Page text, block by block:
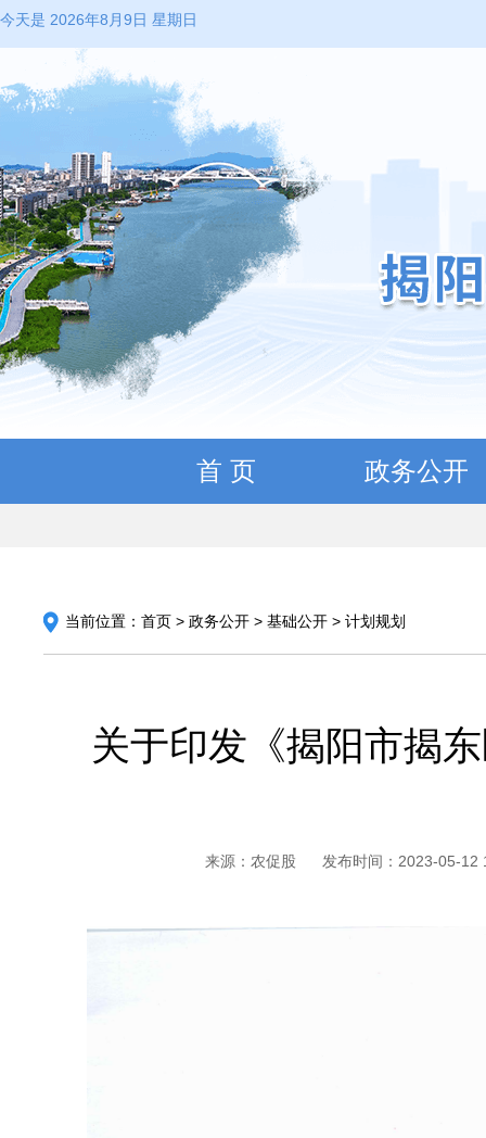
今天是 2026年8月9日 星期日
首 页 政务公开
当前位置： 首页 > 政务公开 > 基础公开 > 计划规划
关于印发《揭阳市揭
来源：农促股 发布时间：2023-05-12